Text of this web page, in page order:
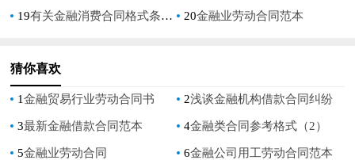
19有关金融消费合同格式条款问题探讨对青海金融机构的调研论文 20金融业劳动合同范本
猜你喜欢
1金融贸易行业劳动合同书 2浅谈金融机构借款合同纠纷
3最新金融借款合同范本 4金融类合同参考格式（2）
5金融业劳动合同 6金融公司用工劳动合同范本